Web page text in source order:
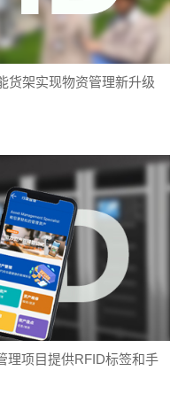
货架实现物资管理新升级
理项目提供RFID标签和手